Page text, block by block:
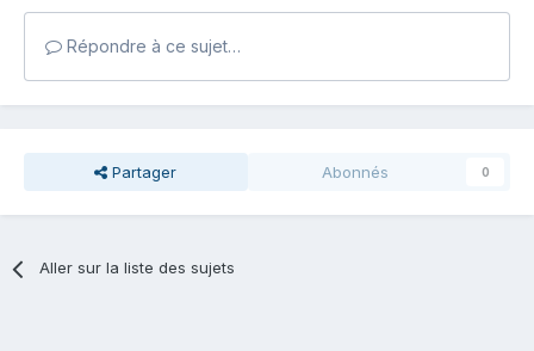
Répondre à ce sujet…
Partager Abonnés 0
Aller sur la liste des sujets